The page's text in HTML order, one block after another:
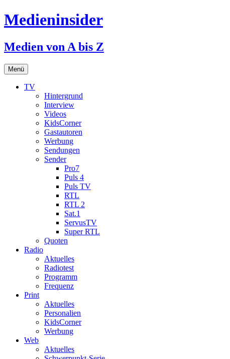
Medieninsider
Medien von A bis Z
Menü Zum
Inhalt
springen
TV
Hintergrund
Interview
Videos
KidsCorner
Gastautoren
Werbung
Sendungen
Sender
Pro7
Puls 4
Puls TV
RTL
RTL 2
Sat.1
ServusTV
Super RTL
Quoten
Radio
Aktuelles
Radiotest
Programm
Frequenz
Print
Aktuelles
Personalien
KidsCorner
Werbung
Web
Aktuelles